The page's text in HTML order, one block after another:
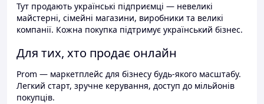
Тут продають українські підприємці — невеликі
майстерні, сімейні магазини, виробники та великі
компанії. Кожна покупка підтримує український бізнес.
Для тих, хто продає онлайн
Prom — маркетплейс для бізнесу будь-якого масштабу.
Легкий старт, зручне керування, доступ до мільйонів
покупців.